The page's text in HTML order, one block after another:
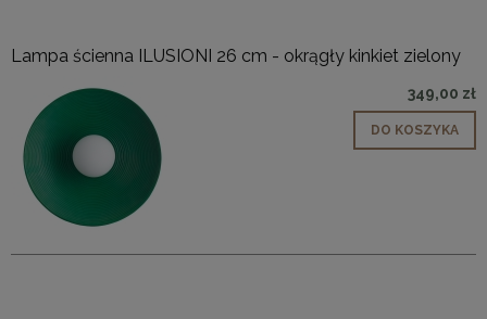
Lampa ścienna ILUSIONI 26 cm - okrągły kinkiet zielony
349,00 zł
DO KOSZYKA